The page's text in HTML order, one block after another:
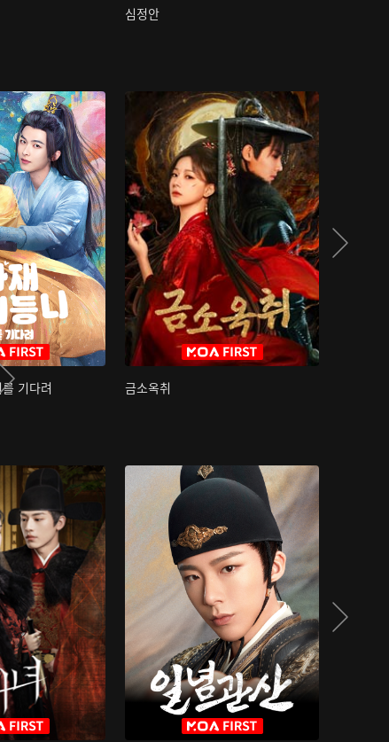
심정안
기다려 금소옥취